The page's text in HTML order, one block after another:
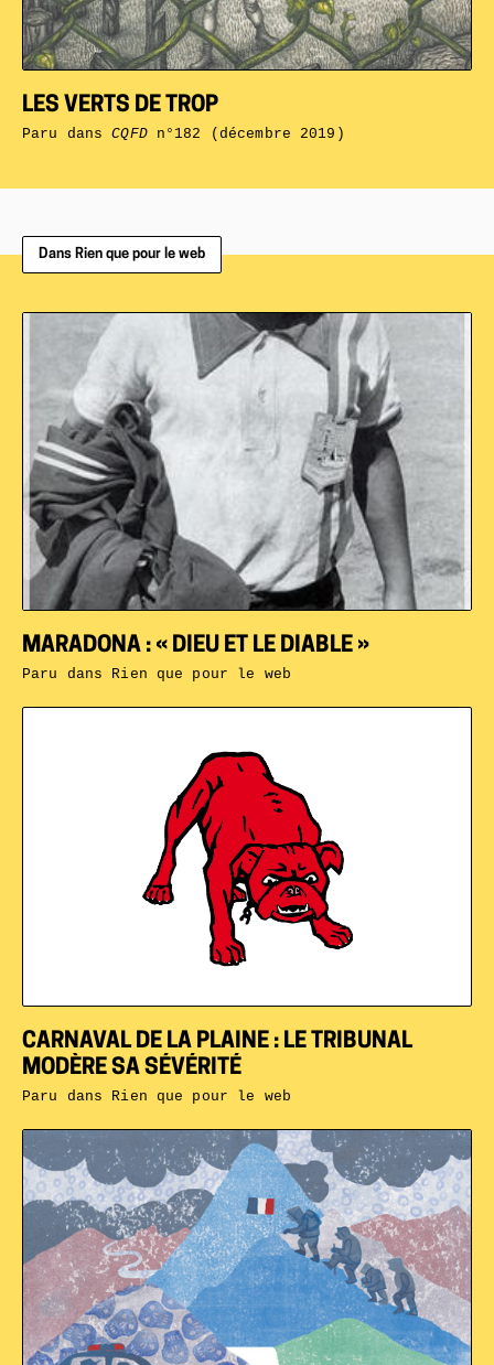
LES VERTS DE TROP
Paru dansCQFDn°182 (décembre 2019)
Dans Rien que pour le web
CARNAVAL DE LA PLAINE : LE TRIBUNAL
MODÈRE SA SÉVÉRITÉ
Paru dans Rien que pour le web
MARADONA : « DIEU ET LE DIABLE »
Paru dans Rien que pour le web